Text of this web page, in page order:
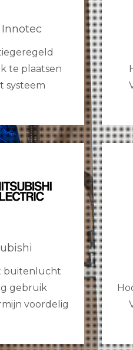
te plaatsen
systeem
buitenlucht
gebruik
voordelig